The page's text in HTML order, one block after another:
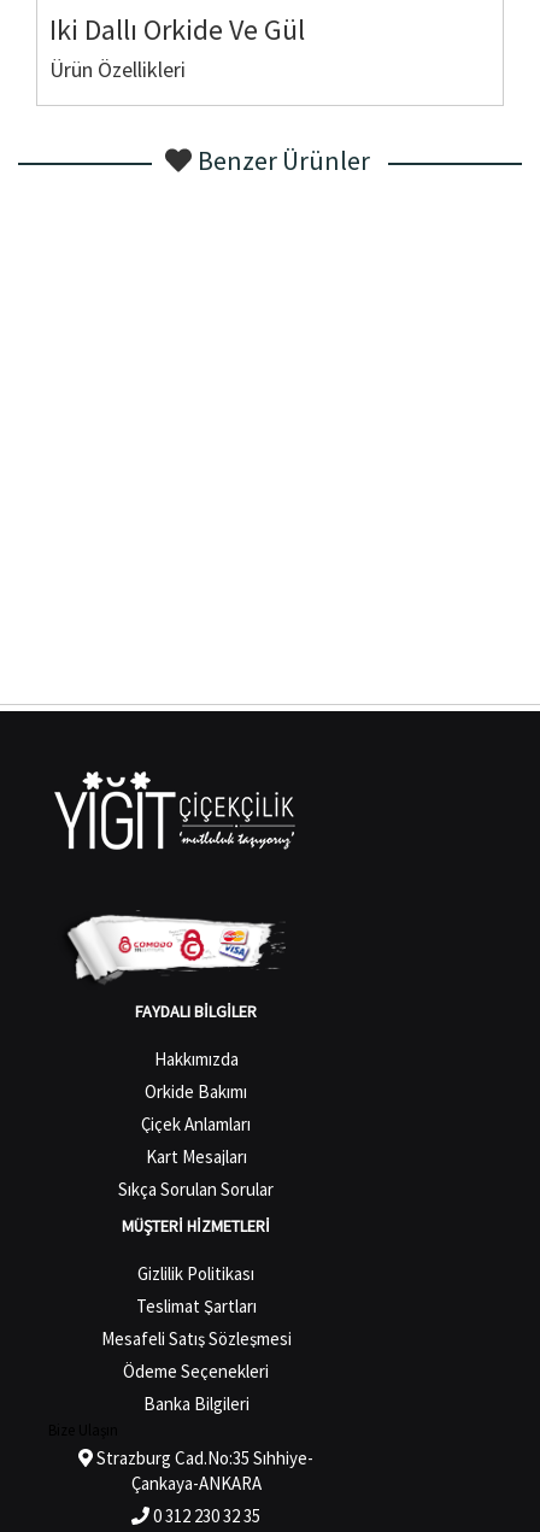
Iki Dallı Orkide Ve Gül
Ürün Özellikleri
Benzer Ürünler
FAYDALI BILGILER
Hakkımızda
Orkide Bakımı
Çiçek Anlamları
Kart Mesajları
Sıkça Sorulan Sorular
MÜŞTERI HIZMETLERI
Gizlilik Politikası
Teslimat Şartları
Mesafeli Satış Sözleşmesi
Ödeme Seçenekleri
Banka Bilgileri
Strazburg Cad.No:35 Sıhhiye-
Çankaya-ANKARA
0 312 230 32 35